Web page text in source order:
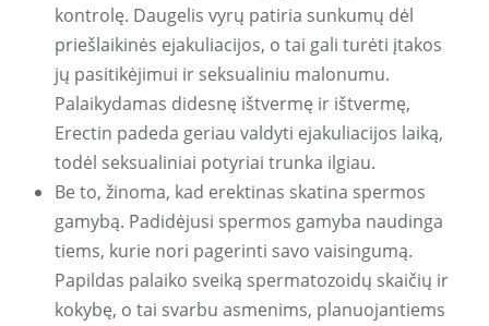
kontrolę. Daugelis vyrų patiria sunkumų dėl
priešlaikinės ejakuliacijos, o tai gali turėti įtakos
jų pasitikėjimui ir seksualiniu malonumu.
Palaikydamas didesnę ištvermę ir ištvermę,
Erectin padeda geriau valdyti ejakuliacijos laiką,
todėl seksualiniai potyriai trunka ilgiau.
Be to, žinoma, kad erektinas skatina spermos
gamybą. Padidėjusi spermos gamyba naudinga
tiems, kurie nori pagerinti savo vaisingumą.
Papildas palaiko sveiką spermatozoidų skaičių ir
kokybę, o tai svarbu asmenims, planuojantiems